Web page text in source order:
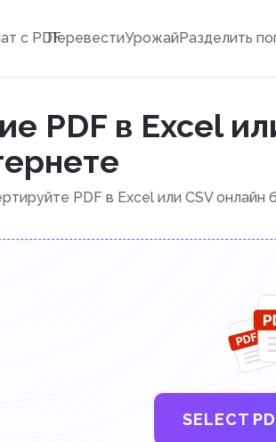
с PDFПеревестиУрожайРазделить
PDF в Excel
PDF в Excel или CSV
SELECT